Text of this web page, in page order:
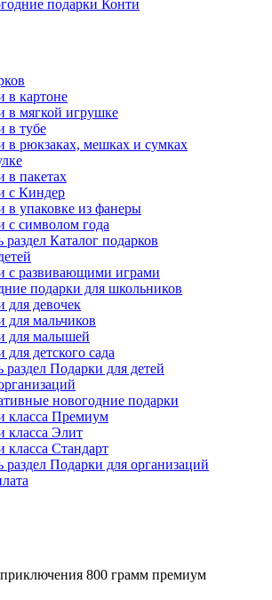
подарки Конти
в картоне
в мягкой игрушке
в тубе
в рюкзаках, мешках и сумках
в пакетах
с Киндер
в упаковке из фанеры
с символом года
раздел Каталог подарков
с развивающими играми
подарки для школьников
для девочек
для мальчиков
для малышей
для детского сада
раздел Подарки для детей
новогодние подарки
класса Премиум
класса Элит
класса Стандарт
раздел Подарки для организаций
800 грамм премиум